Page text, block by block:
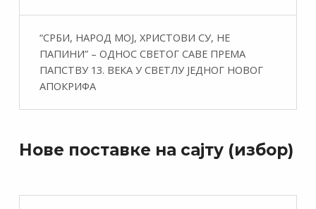
“СРБИ, НАРОД МОЈ, ХРИСТОВИ СУ, НЕ
ПАПИНИ” – ОДНОС СВЕТОГ САВЕ ПРЕМА
ПАПСТВУ 13. ВЕКА У СВЕТЛУ ЈЕДНОГ НОВОГ
АПОКРИФА
Нове поставке на сајту (избор)